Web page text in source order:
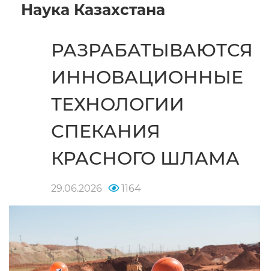
Наука Казахстана
РАЗРАБАТЫВАЮТСЯ
ИННОВАЦИОННЫЕ
ТЕХНОЛОГИИ
СПЕКАНИЯ
КРАСНОГО ШЛАМА
29.06.2026 1164